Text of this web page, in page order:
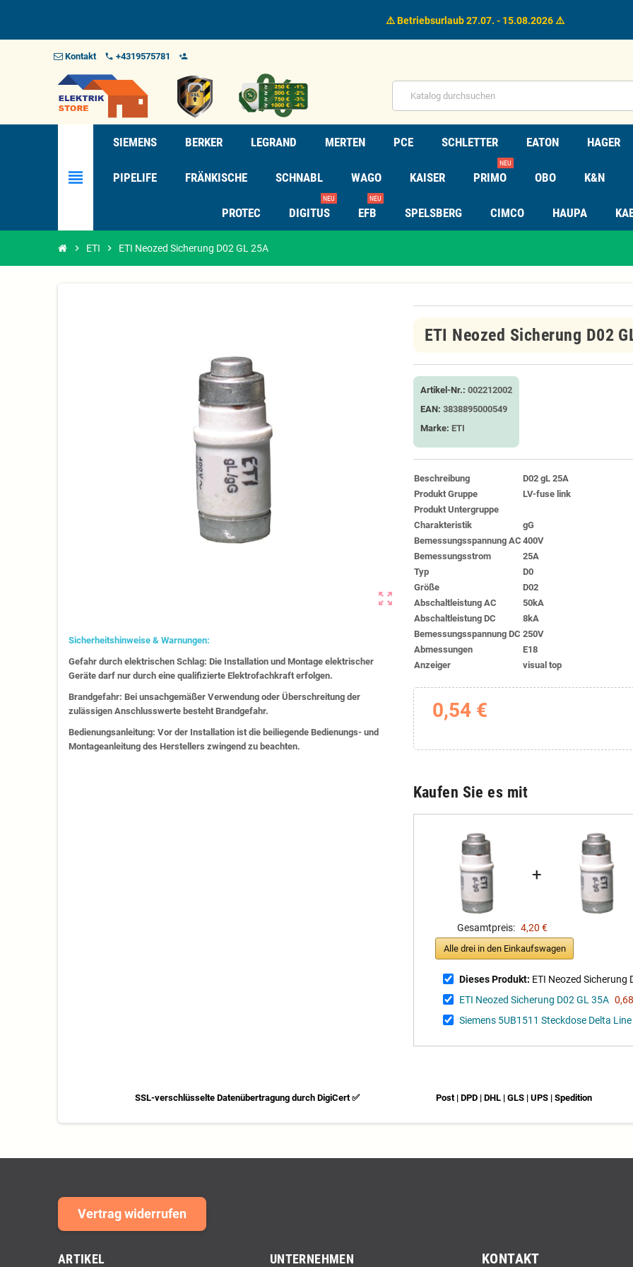
⚠️ Betriebsurlaub 27.07. - 15.08.2026 ⚠️
Kontakt phone +4319575781 person_add_alt_1
view_headline
SIEMENS BERKER LEGRAND MERTEN PCE SCHLETTER EATON HAGER
PIPELIFE FRÄNKISCHE SCHNABL WAGO KAISER PRIMO
NEU
OBO K&N
PROTEC DIGITUS
NEU
EFB
NEU
SPELSBERG CIMCO HAUPA
chevron_right ETI chevron_right ETI Neozed Sicherung D02 GL 25A
zoom_out_map
Sicherheitshinweise & Warnungen:
Gefahr durch elektrischen Schlag: Die Installation und Montage elektrischer
Geräte darf nur durch eine qualifizierte Elektrofachkraft erfolgen.
Brandgefahr: Bei unsachgemäßer Verwendung oder Überschreitung der
zulässigen Anschlusswerte besteht Brandgefahr.
Bedienungsanleitung: Vor der Installation ist die beiliegende Bedienungs- und
Montageanleitung des Herstellers zwingend zu beachten.
ETI Neozed Sicherung D02
Artikel-Nr.: 002212002
EAN: 3838895000549
Marke: ETI
Beschreibung
D02 gL 25A
Produkt Gruppe
LV-fuse link
Produkt Untergruppe
Charakteristik
gG
Bemessungsspannung AC 400V
Bemessungsstrom
25A
Typ
D0
Größe
D02
Abschaltleistung AC
50kA
Abschaltleistung DC
8kA
Bemessungsspannung DC 250V
Abmessungen
E18
Anzeiger
visual top
0,54 €
Kaufen Sie es mit
+
Gesamtpreis: 4,20 €
Alle drei in den Einkaufswagen
Dieses Produkt: ETI Neozed Sicherung
ETI Neozed Sicherung D02 GL 35A
Siemens 5UB1511 Steckdose Delta
SSL-verschlüsselte Datenübertragung durch DigiCert ✅ Post | DPD | DHL | GLS | UPS | Spedition
Vertrag widerrufen
ARTIKEL UNTERNEHMEN KONTAKT